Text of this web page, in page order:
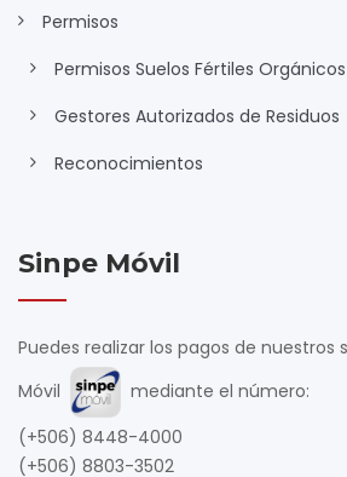
Permisos
Permisos Suelos Fértiles Orgánicos
Gestores Autorizados de Residuos
Reconocimientos
Sinpe Móvil
Puedes realizar los pagos de nuestros
Móvil
mediante el número:
(+506) 8448-4000
(+506) 8803-3502